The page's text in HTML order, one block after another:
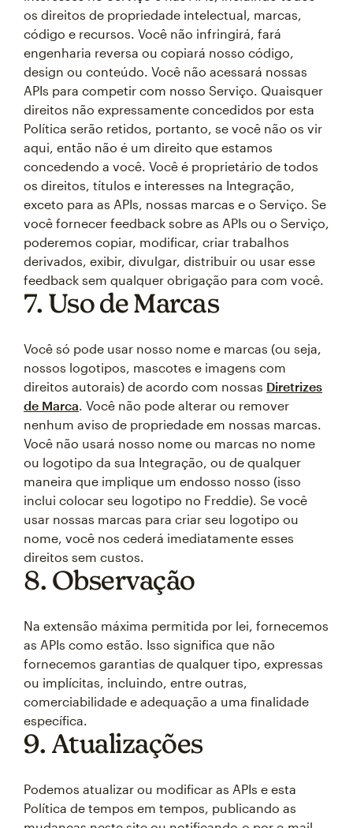
os direitos de propriedade intelectual, marcas,
código e recursos. Você não infringirá, fará
engenharia reversa ou copiará nosso código,
design ou conteúdo. Você não acessará nossas
APIs para competir com nosso Serviço. Quaisquer
direitos não expressamente concedidos por esta
Política serão retidos, portanto, se você não os vir
aqui, então não é um direito que estamos
concedendo a você. Você é proprietário de todos
os direitos, títulos e interesses na Integração,
exceto para as APIs, nossas marcas e o Serviço. Se
você fornecer feedback sobre as APIs ou o Serviço,
poderemos copiar, modificar, criar trabalhos
derivados, exibir, divulgar, distribuir ou usar esse
feedback sem qualquer obrigação para com você.
7. Uso de Marcas
Você só pode usar nosso nome e marcas (ou seja,
nossos logotipos, mascotes e imagens com
direitos autorais) de acordo com nossas Diretrizes
de Marca. Você não pode alterar ou remover
nenhum aviso de propriedade em nossas marcas.
Você não usará nosso nome ou marcas no nome
ou logotipo da sua Integração, ou de qualquer
maneira que implique um endosso nosso (isso
inclui colocar seu logotipo no Freddie). Se você
usar nossas marcas para criar seu logotipo ou
nome, você nos cederá imediatamente esses
direitos sem custos.
8. Observação
Na extensão máxima permitida por lei, fornecemos
as APIs como estão. Isso significa que não
fornecemos garantias de qualquer tipo, expressas
ou implícitas, incluindo, entre outras,
comerciabilidade e adequação a uma finalidade
específica.
9. Atualizações
Podemos atualizar ou modificar as APIs e esta
Política de tempos em tempos, publicando as